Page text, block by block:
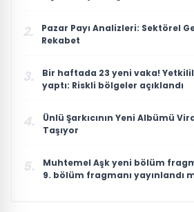
2.
Pazar Payı Analizleri: Sektörel
Rekabet
3.
Bir haftada 23 yeni vaka!
yaptı: Riskli bölgeler açıklandı
4.
Ünlü Şarkıcının Yeni Albümü
Taşıyor
5.
Muhtemel Aşk yeni bölüm
9. bölüm fragmanı yayınlandı